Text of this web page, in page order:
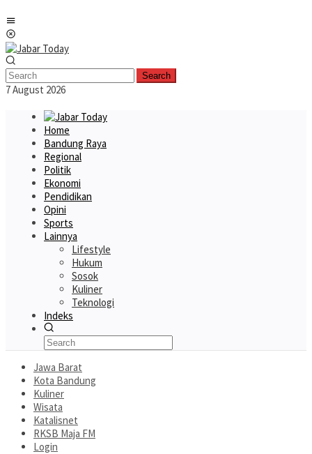
to
content
Search
7 August 2026
Home
Bandung Raya
Regional
Politik
Ekonomi
Pendidikan
Opini
Sports
Lainnya
Lifestyle
Hukum
Sosok
Kuliner
Teknologi
Indeks
Jawa Barat
Kota Bandung
Kuliner
Wisata
Katalisnet
RKSB Maja FM
Login